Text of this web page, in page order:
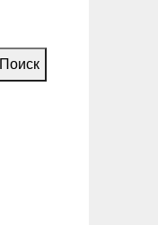
Поиск